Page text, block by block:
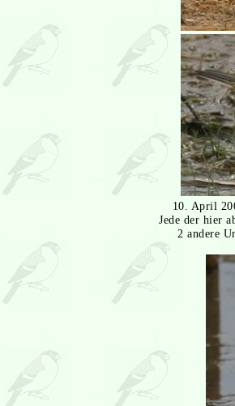
10. April
Jede der hier
2 andere